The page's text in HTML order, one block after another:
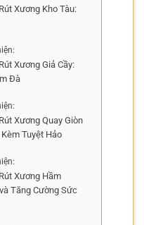
Xương Kho Tàu:
Xương Giả Cầy:
Đà
Xương Quay Giòn
Tuyệt Hảo
Xương Hầm
Tăng Cường Sức